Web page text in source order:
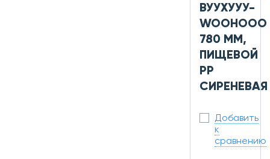
ВУУХУУУ-
WOOHOOO
780 ММ,
ПИЩЕВОЙ
PP
СИРЕНЕВАЯ
Добавить
к
сравнению